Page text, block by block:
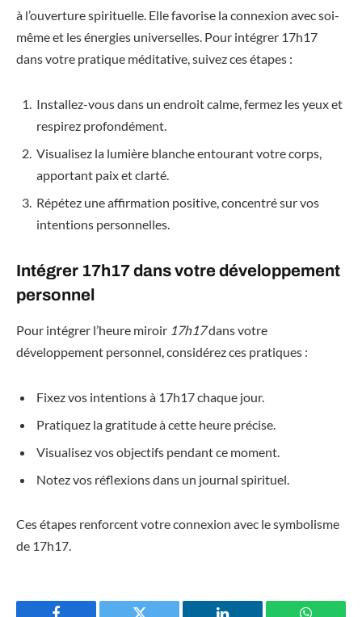
à l’ouverture spirituelle. Elle favorise la connexion avec soi-
même et les énergies universelles. Pour intégrer 17h17
dans votre pratique méditative, suivez ces étapes :
Installez-vous dans un endroit calme, fermez les yeux et
respirez profondément.
Visualisez la lumière blanche entourant votre corps,
apportant paix et clarté.
Répétez une affirmation positive, concentré sur vos
intentions personnelles.
Intégrer 17h17 dans votre développement
personnel
Pour intégrer l’heure miroir 17h17dans votre
développement personnel, considérez ces pratiques :
Fixez vos intentions à 17h17 chaque jour.
Pratiquez la gratitude à cette heure précise.
Visualisez vos objectifs pendant ce moment.
Notez vos réflexions dans un journal spirituel.
Ces étapes renforcent votre connexion avec le symbolisme
de 17h17.